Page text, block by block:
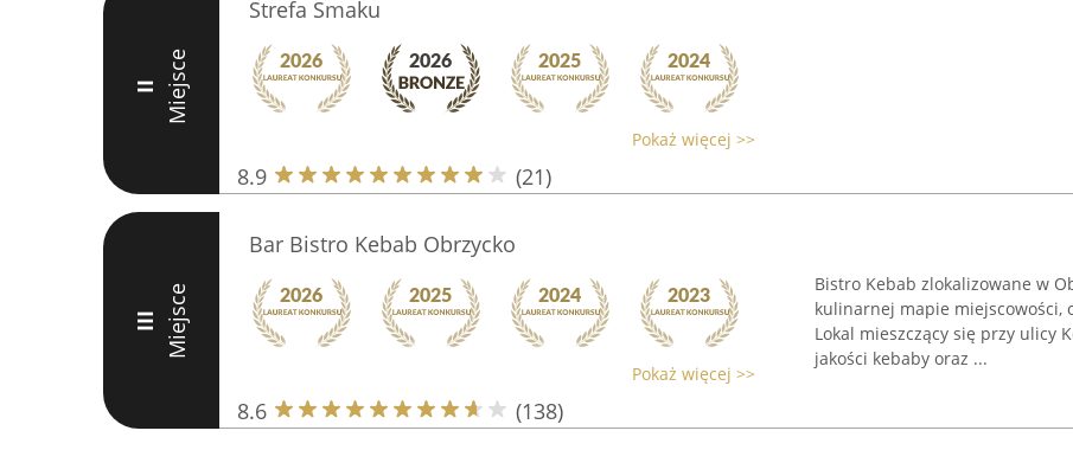
II Miejsce
Strefa Smaku
Pokaż więcej >>
8.9 (21)
III Miejsce
Bar Bistro Kebab Obrzycko
Pokaż więcej >>
8.6 (138)
Bistro Kebab zlokalizowane w
kulinarnej mapie
Lokal mieszczący się przy ulicy
jakości kebaby oraz ...